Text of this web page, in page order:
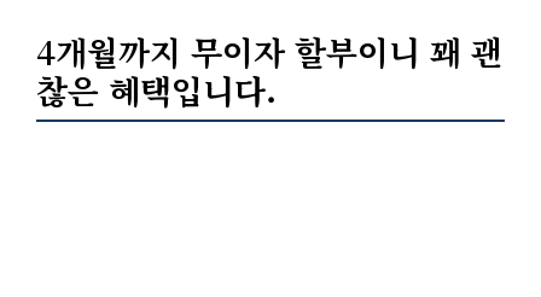
4개월까지 무이자 할부이니 꽤 괜
찮은 혜택입니다.